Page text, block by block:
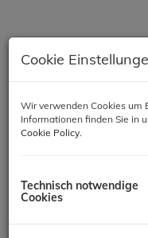
Beschreibung
Nachhaltigkeit
Cookie
Wir verwenden Cookies um
Informationen finden Sie in
Cookie Policy.
Technisch notwendige
Cookies